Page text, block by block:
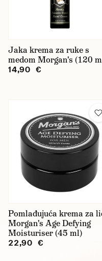
Jaka krema za ruke s
medom Morgan's (120
14,90 €
Pomlađujuća krema za
Morgan's Age Defying
Moisturiser (45 ml)
22,90 €